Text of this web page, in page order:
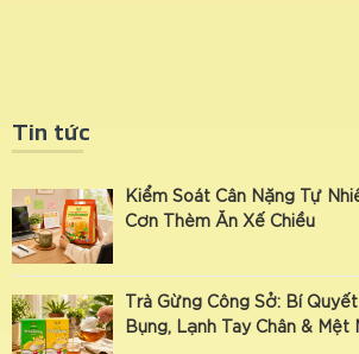
Tin tức
Kiểm Soát Cân Nặng Tự
Cơn Thèm Ăn Xế Chiều
Trà Gừng Công Sở: Bí
Bụng, Lạnh Tay Chân & Mệt